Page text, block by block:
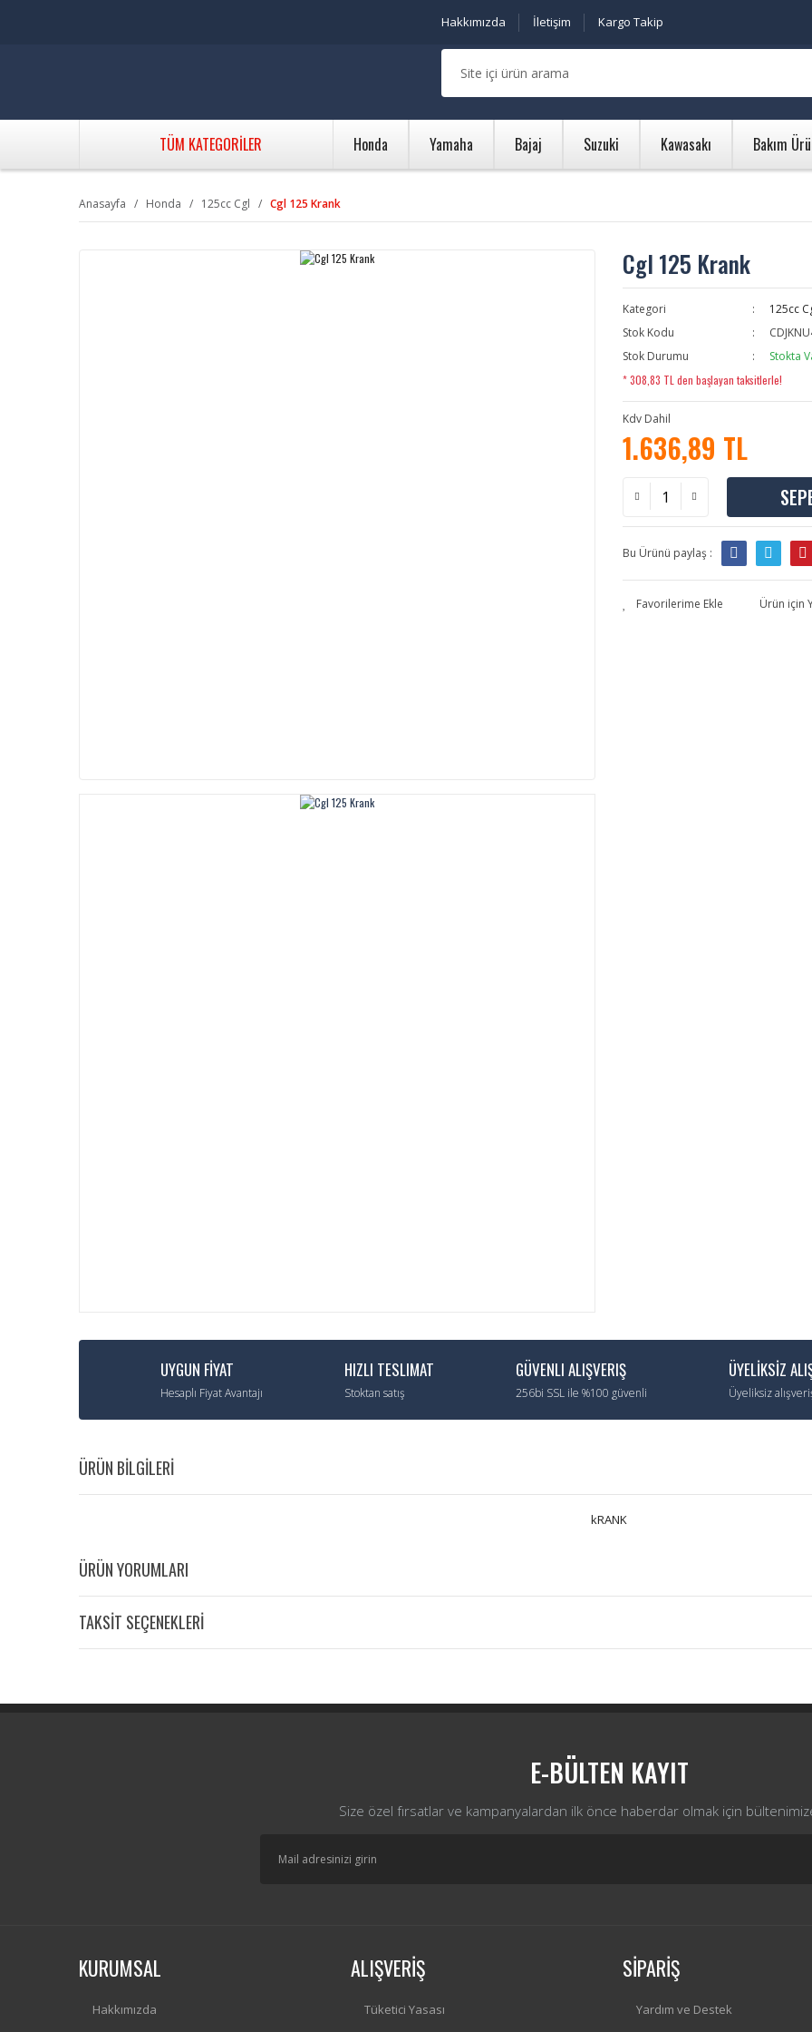
Hakkımızda İletişim Kargo Takip
TÜM KATEGORİLER Honda Yamaha Bajaj Suzuki Kawasakı Bakım
Anasayfa Honda 125cc Cgl Cgl 125 Krank
Cgl 125 Krank
Kategori
125cc
Stok Kodu
Stok Durumu
Stokta
* 308,83 TL den başlayan taksitlerle!
Kdv Dahil
1.636,89 TL
Bu Ürünü paylaş :
Ürün için
UYGUN FİYAT
Hesaplı Fiyat Avantajı
HIZLI TESLIMAT
Stoktan satış
GÜVENLI ALIŞVERIŞ
256bi SSL ile %100 güvenli
ÜYELİKSİZ
Üyeliksiz
ÜRÜN BİLGİLERİ
kRANK
ÜRÜN YORUMLARI
TAKSİT SEÇENEKLERİ
E-BÜLTEN KAYIT
Size özel fırsatlar ve kampanyalardan ilk önce haberdar olmak için
KURUMSAL
Hakkımızda
ALIŞVERİŞ
Tüketici Yasası
SİPARİŞ
Yardım ve Destek